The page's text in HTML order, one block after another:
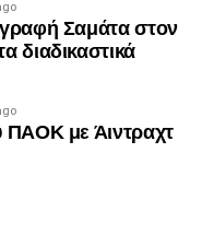
Σαμάτα στον
διαδικαστικά
ΠΑΟΚ με Άιντραχτ